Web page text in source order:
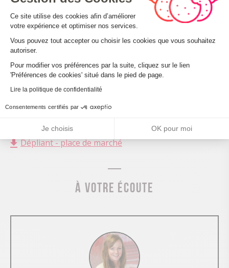
Dépliant - place de marché
À votre écoute
Plateforme de Gestion du
Ce site utilise des cookies afin d’améliorer
votre expérience et optimiser nos services.
Vous pouvez tout accepter ou choisir les cookies que vous souhaitez
autoriser.
Pour modifier vos préférences par la suite, cliquez sur le lien
'Préférences de cookies' situé dans le pied de page.
Lire la politique de confidentialité
Consentements certifiés par
Je choisis OK pour moi